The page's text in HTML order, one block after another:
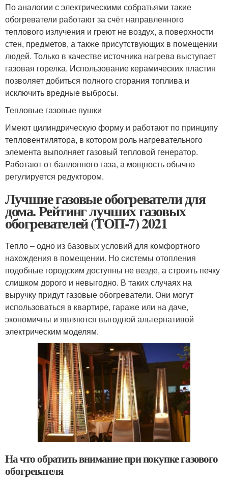
По аналогии с электрическими собратьями такие
обогреватели работают за счёт направленного
теплового излучения и греют не воздух, а поверхности
стен, предметов, а также присутствующих в помещении
людей. Только в качестве источника нагрева выступает
газовая горелка. Использование керамических пластин
позволяет добиться полного сгорания топлива и
исключить вредные выбросы.
Тепловые газовые пушки
Имеют цилиндрическую форму и работают по принципу
тепловентилятора, в котором роль нагревательного
элемента выполняет газовый тепловой генератор.
Работают от баллонного газа, а мощность обычно
регулируется редуктором.
Лучшие газовые обогреватели для
дома. Рейтинг лучших газовых
обогревателей (ТОП-7) 2021
Тепло – одно из базовых условий для комфортного
нахождения в помещении. Но системы отопления
подобные городским доступны не везде, а строить печку
слишком дорого и невыгодно. В таких случаях на
выручку придут газовые обогреватели. Они могут
использоваться в квартире, гараже или на даче,
экономичны и являются выгодной альтернативой
электрическим моделям.
На что обратить внимание при покупке газового
обогревателя